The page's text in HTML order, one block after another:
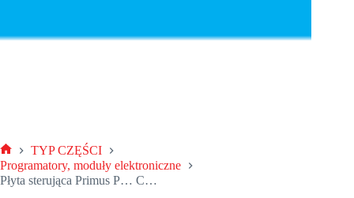
Strona
główna
TYP CZĘŚCI
Programatory, moduły elektroniczne
Płyta sterująca Primus P… C…